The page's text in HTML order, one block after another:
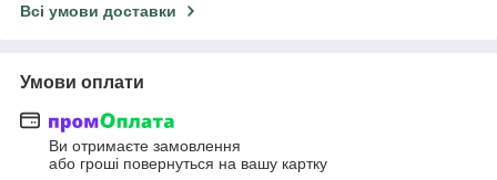
Всі умови доставки
Умови оплати
Ви отримаєте замовлення
або гроші повернуться на вашу картку